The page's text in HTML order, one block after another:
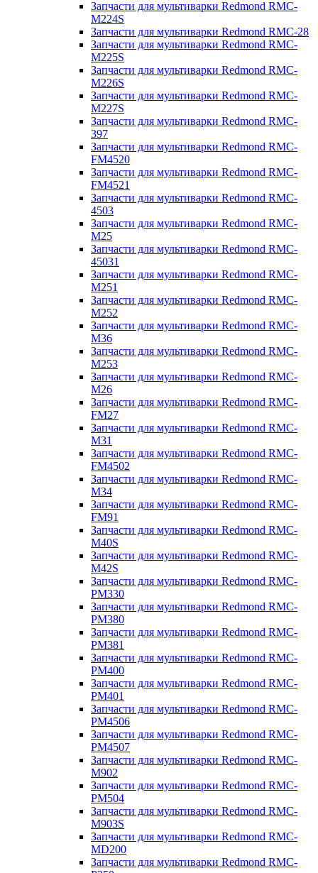
Запчасти для мультиварки Redmond RMC-
M224S
Запчасти для мультиварки Redmond RMC-28
Запчасти для мультиварки Redmond RMC-
M225S
Запчасти для мультиварки Redmond RMC-
M226S
Запчасти для мультиварки Redmond RMC-
M227S
Запчасти для мультиварки Redmond RMC-
397
Запчасти для мультиварки Redmond RMC-
FM4520
Запчасти для мультиварки Redmond RMC-
FM4521
Запчасти для мультиварки Redmond RMC-
4503
Запчасти для мультиварки Redmond RMC-
M25
Запчасти для мультиварки Redmond RMC-
45031
Запчасти для мультиварки Redmond RMC-
M251
Запчасти для мультиварки Redmond RMC-
M252
Запчасти для мультиварки Redmond RMC-
M36
Запчасти для мультиварки Redmond RMC-
M253
Запчасти для мультиварки Redmond RMC-
M26
Запчасти для мультиварки Redmond RMC-
FM27
Запчасти для мультиварки Redmond RMC-
M31
Запчасти для мультиварки Redmond RMC-
FM4502
Запчасти для мультиварки Redmond RMC-
M34
Запчасти для мультиварки Redmond RMC-
FM91
Запчасти для мультиварки Redmond RMC-
M40S
Запчасти для мультиварки Redmond RMC-
M42S
Запчасти для мультиварки Redmond RMC-
PM330
Запчасти для мультиварки Redmond RMC-
PM380
Запчасти для мультиварки Redmond RMC-
PM381
Запчасти для мультиварки Redmond RMC-
PM400
Запчасти для мультиварки Redmond RMC-
PM401
Запчасти для мультиварки Redmond RMC-
PM4506
Запчасти для мультиварки Redmond RMC-
PM4507
Запчасти для мультиварки Redmond RMC-
M902
Запчасти для мультиварки Redmond RMC-
PM504
Запчасти для мультиварки Redmond RMC-
M903S
Запчасти для мультиварки Redmond RMC-
MD200
Запчасти для мультиварки Redmond RMC-